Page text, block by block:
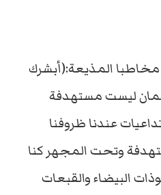
المذيعة:(أبشرك
ليست مستهدفة
عندنا ظروفنا
وتحت المجهر كنا
البيضاء والقبعات